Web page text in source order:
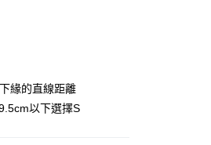
緣的直線距離
以下選擇S